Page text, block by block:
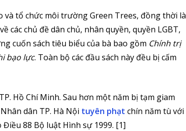
tổ chức môi trường Green Trees, đồng thời là
các chủ đề dân chủ, nhân quyền, quyền LGBT,
cuốn sách tiêu biểu của bà bao gồm Chính trị
bạo lực. Toàn bộ các đầu sách này đều bị cấm
Hồ Chí Minh. Sau hơn một năm bị tạm giam
dân TP. Hà Nội tuyên phạt chín năm tù với
88 Bộ luật Hình sự 1999. [1]